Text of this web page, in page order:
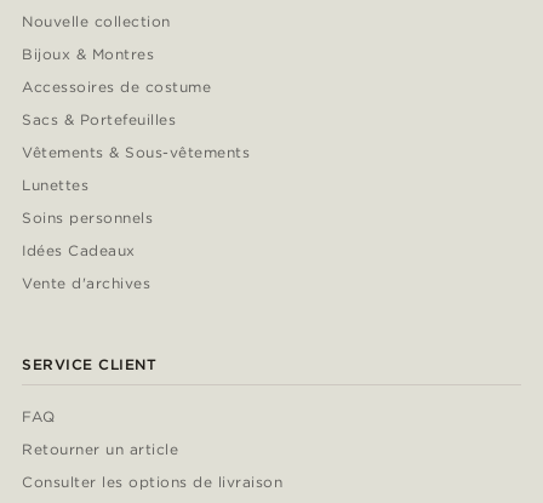
Nouvelle collection
Bijoux & Montres
Accessoires de costume
Sacs & Portefeuilles
Vêtements & Sous-vêtements
Lunettes
Soins personnels
Idées Cadeaux
Vente d'archives
SERVICE CLIENT
FAQ
Retourner un article
Consulter les options de livraison